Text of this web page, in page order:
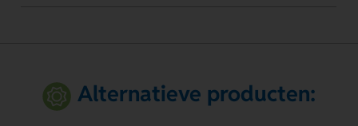
Alternatieve producten: